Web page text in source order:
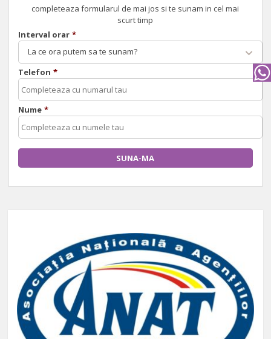
completeaza formularul de mai jos si te sunam in cel mai
scurt timp
Interval orar *
La ce ora putem sa te sunam?
Telefon *
Nume *